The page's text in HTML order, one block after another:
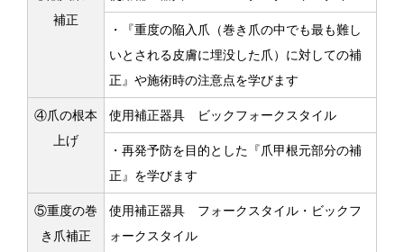
補正
・『重度の陥入爪（巻き爪の中でも最も難し
いとされる皮膚に埋没した爪）に対しての補
正』や施術時の注意点を学びます
④爪の根本
上げ
使用補正器具 ビックフォークスタイル
・再発予防を目的とした『爪甲根元部分の補
正』を学びます
⑤重度の巻
き爪補正
使用補正器具 フォークスタイル・ビックフ
ォークスタイル